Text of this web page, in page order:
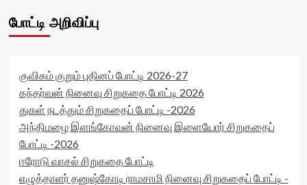
போட்டி அறிவிப்பு
குவிகம் குறும் புதினப் போட்டி 2026-27
கந்தர்வன் நினைவு சிறுகதை போட்டி 2026
துகள் நடத்தும் சிறுகதைப் போட்டி -2026
அந்திமழை இளங்கோவன் நினைவு இளையோர் சிறுகதைப்
போட்டி -2026
ஈரோடு வாசல் சிறுகதை போட்டி
எழுத்தாளர் தனுஷ்கோடி ராமசாமி நினைவு சிறுகதைப் போட்டி -